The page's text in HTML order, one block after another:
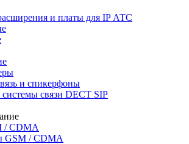
и платы для IP АТС
и спикерфоны
связи DECT SIP
/ CDMA
GSM / CDMA